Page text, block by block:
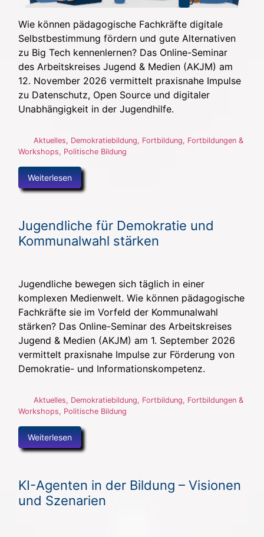
Wie können pädagogische Fachkräfte digitale
Selbstbestimmung fördern und gute Alternativen
zu Big Tech kennenlernen? Das Online-Seminar
des Arbeitskreises Jugend & Medien (AKJM) am
12. November 2026 vermittelt praxisnahe Impulse
zu Datenschutz, Open Source und digitaler
Unabhängigkeit in der Jugendhilfe.
Aktuelles, Demokratiebildung, Fortbildung, Fortbildungen &
Workshops, Politische Bildung
Weiterlesen
Jugendliche für Demokratie und
Kommunalwahl stärken
Jugendliche bewegen sich täglich in einer
komplexen Medienwelt. Wie können pädagogische
Fachkräfte sie im Vorfeld der Kommunalwahl
stärken? Das Online-Seminar des Arbeitskreises
Jugend & Medien (AKJM) am 1. September 2026
vermittelt praxisnahe Impulse zur Förderung von
Demokratie- und Informationskompetenz.
Aktuelles, Demokratiebildung, Fortbildung, Fortbildungen &
Workshops, Politische Bildung
Weiterlesen
KI-Agenten in der Bildung – Visionen
und Szenarien